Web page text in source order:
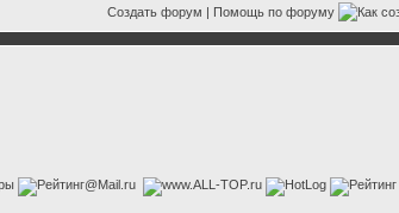
Создать форум | Помощь по форуму